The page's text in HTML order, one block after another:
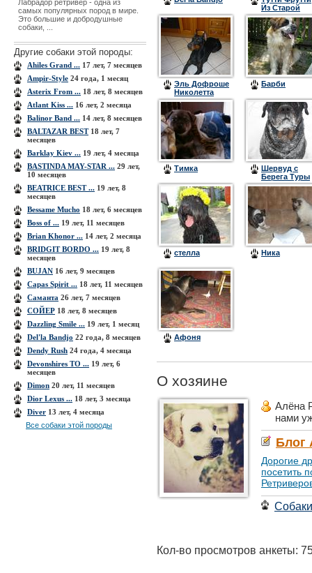
Лабрадор ретривер - одна из
самых популярных пород в мире.
Это большие и добродушные
собаки, ...
Другие собаки этой породы:
Ahiles Grand ... 17 лет, 7 месяцев
Ampir-Style 24 года, 1 месяц
Asterix From ... 18 лет, 8 месяцев
Atlant Kiss ... 16 лет, 2 месяца
Balinor Band ... 14 лет, 8 месяцев
BALTAZAR BEST18 лет, 7
месяцев
Barklay Kiev ... 19 лет, 4 месяца
BASTINDA MAY-STAR ... 29 лет,
10 месяцев
BEATRICE BEST ... 19 лет, 8
месяцев
Bessame Mucho 18 лет, 6 месяцев
Boss of ... 19 лет, 11 месяцев
Brian Khonor ... 14 лет, 2 месяца
BRIDGIT BORDO ... 19 лет, 8
месяцев
BUJAN 16 лет, 9 месяцев
Capas Spirit ... 18 лет, 11 месяцев
Cаманта 26 лет, 7 месяцев
CОЙЕР 18 лет, 8 месяцев
Dazzling Smile ... 19 лет, 1 месяц
Del'la Bandjo 22 года, 8 месяцев
Dendy Rush 24 года, 4 месяца
Devonshires TO ... 19 лет, 6
месяцев
Dimon 20 лет, 11 месяцев
Dior Lexus ... 18 лет, 3 месяца
Diver 13 лет, 4 месяца
Все собаки этой породы
Из Старой
Шуи (
Джессика )
Эль Дофроше
Николетта
Барби
Тимка
Шервуд с
Берега Туры
стелла Ника
Афоня
О хозяине
Алёна
нами
Блог
Дорогие
посетить
Собаки
Кол-во просмотров анкеты: